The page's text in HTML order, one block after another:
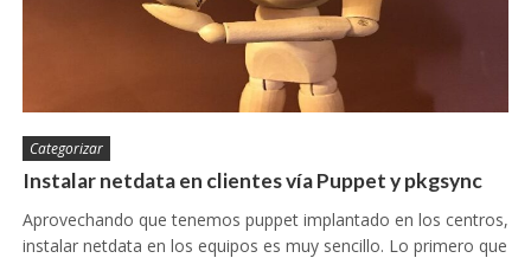
Categorizar
Instalar netdata en clientes vía Puppet y pkgsync
Aprovechando que tenemos puppet implantado en los centros,
instalar netdata en los equipos es muy sencillo. Lo primero que